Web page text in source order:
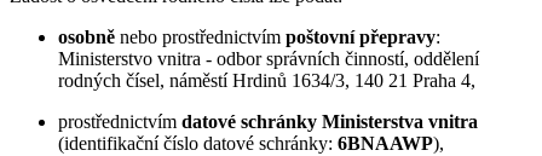
osobně nebo prostřednictvím poštovní přepravy:
Ministerstvo vnitra - odbor správních činností, oddělení
rodných čísel, náměstí Hrdinů 1634/3, 140 21 Praha 4,
prostřednictvím datové schránky Ministerstva vnitra
(identifikační číslo datové schránky: 6BNAAWP),